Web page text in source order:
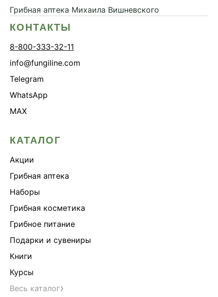
Грибная аптека Михаила Вишневского
КОНТАКТЫ
8-800-333-32-11
info@fungiline.com
Telegram
WhatsApp
MAX
КАТАЛОГ
Акции
Грибная аптека
Наборы
Грибная косметика
Грибное питание
Подарки и сувениры
Книги
Курсы
Весь каталог›